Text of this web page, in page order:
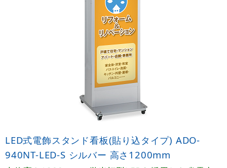
LED式電飾スタンド看板(貼り込タイプ) ADO-
940NT-LED-S シルバー 高さ1200mm